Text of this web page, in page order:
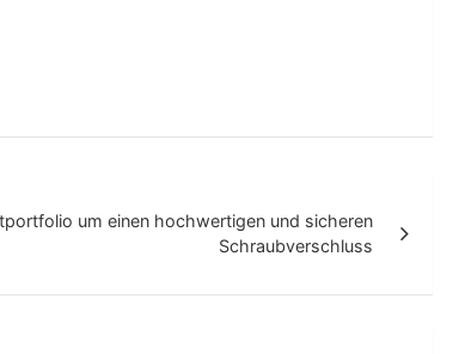
um einen hochwertigen und sicheren
Schraubverschluss